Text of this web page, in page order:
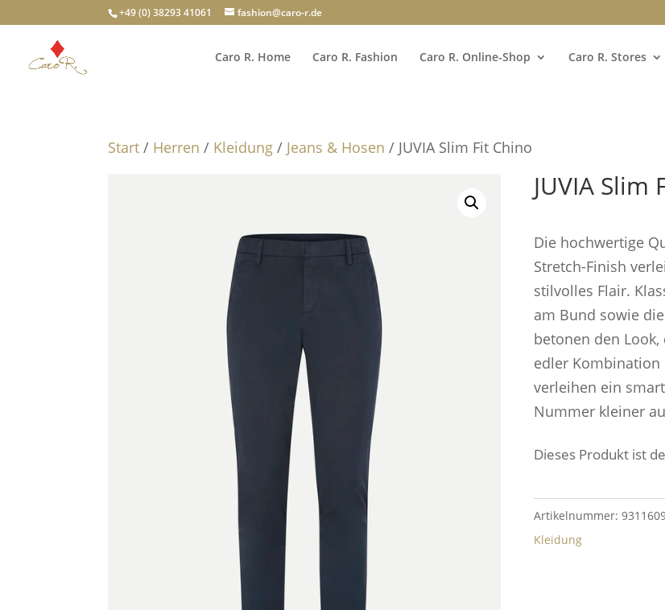
+49 (0) 38293 41061 fashion@caro-r.de
Caro R. Home Caro R. Fashion Caro R. Online-Shop Caro R. Stores
Start / Herren / Kleidung / Jeans & Hosen / JUVIA Slim Fit Chino
JUVIA Slim
Die hochwertige
Stretch-Finish
stilvolles Flair.
am Bund sowie
betonen den
edler Kombination
verleihen ein
Nummer kleiner
Dieses Produkt ist
Artikelnummer:
Kleidung